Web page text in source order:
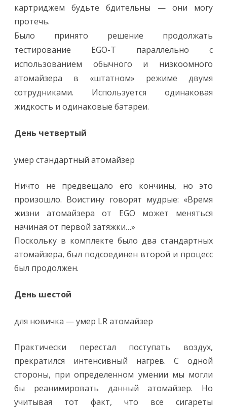
картриджем будьте бдительны — они могу
протечь.
Было принято решение продолжать
тестирование EGO-T параллельно с
использованием обычного и низкоомного
атомайзера в «штатном» режиме двумя
сотрудниками. Используется одинаковая
жидкость и одинаковые батареи.
День четвертый
умер стандартный атомайзер
Ничто не предвещало его кончины, но это
произошло. Воистину говорят мудрые: «Время
жизни атомайзера от EGO может меняться
начиная от первой затяжки…»
Поскольку в комплекте было два стандартных
атомайзера, был подсоединен второй и процесс
был продолжен.
День шестой
для новичка — умер LR атомайзер
Практически перестал поступать воздух,
прекратился интенсивный нагрев. С одной
стороны, при определенном умении мы могли
бы реанимировать данный атомайзер. Но
учитывая тот факт, что все сигареты